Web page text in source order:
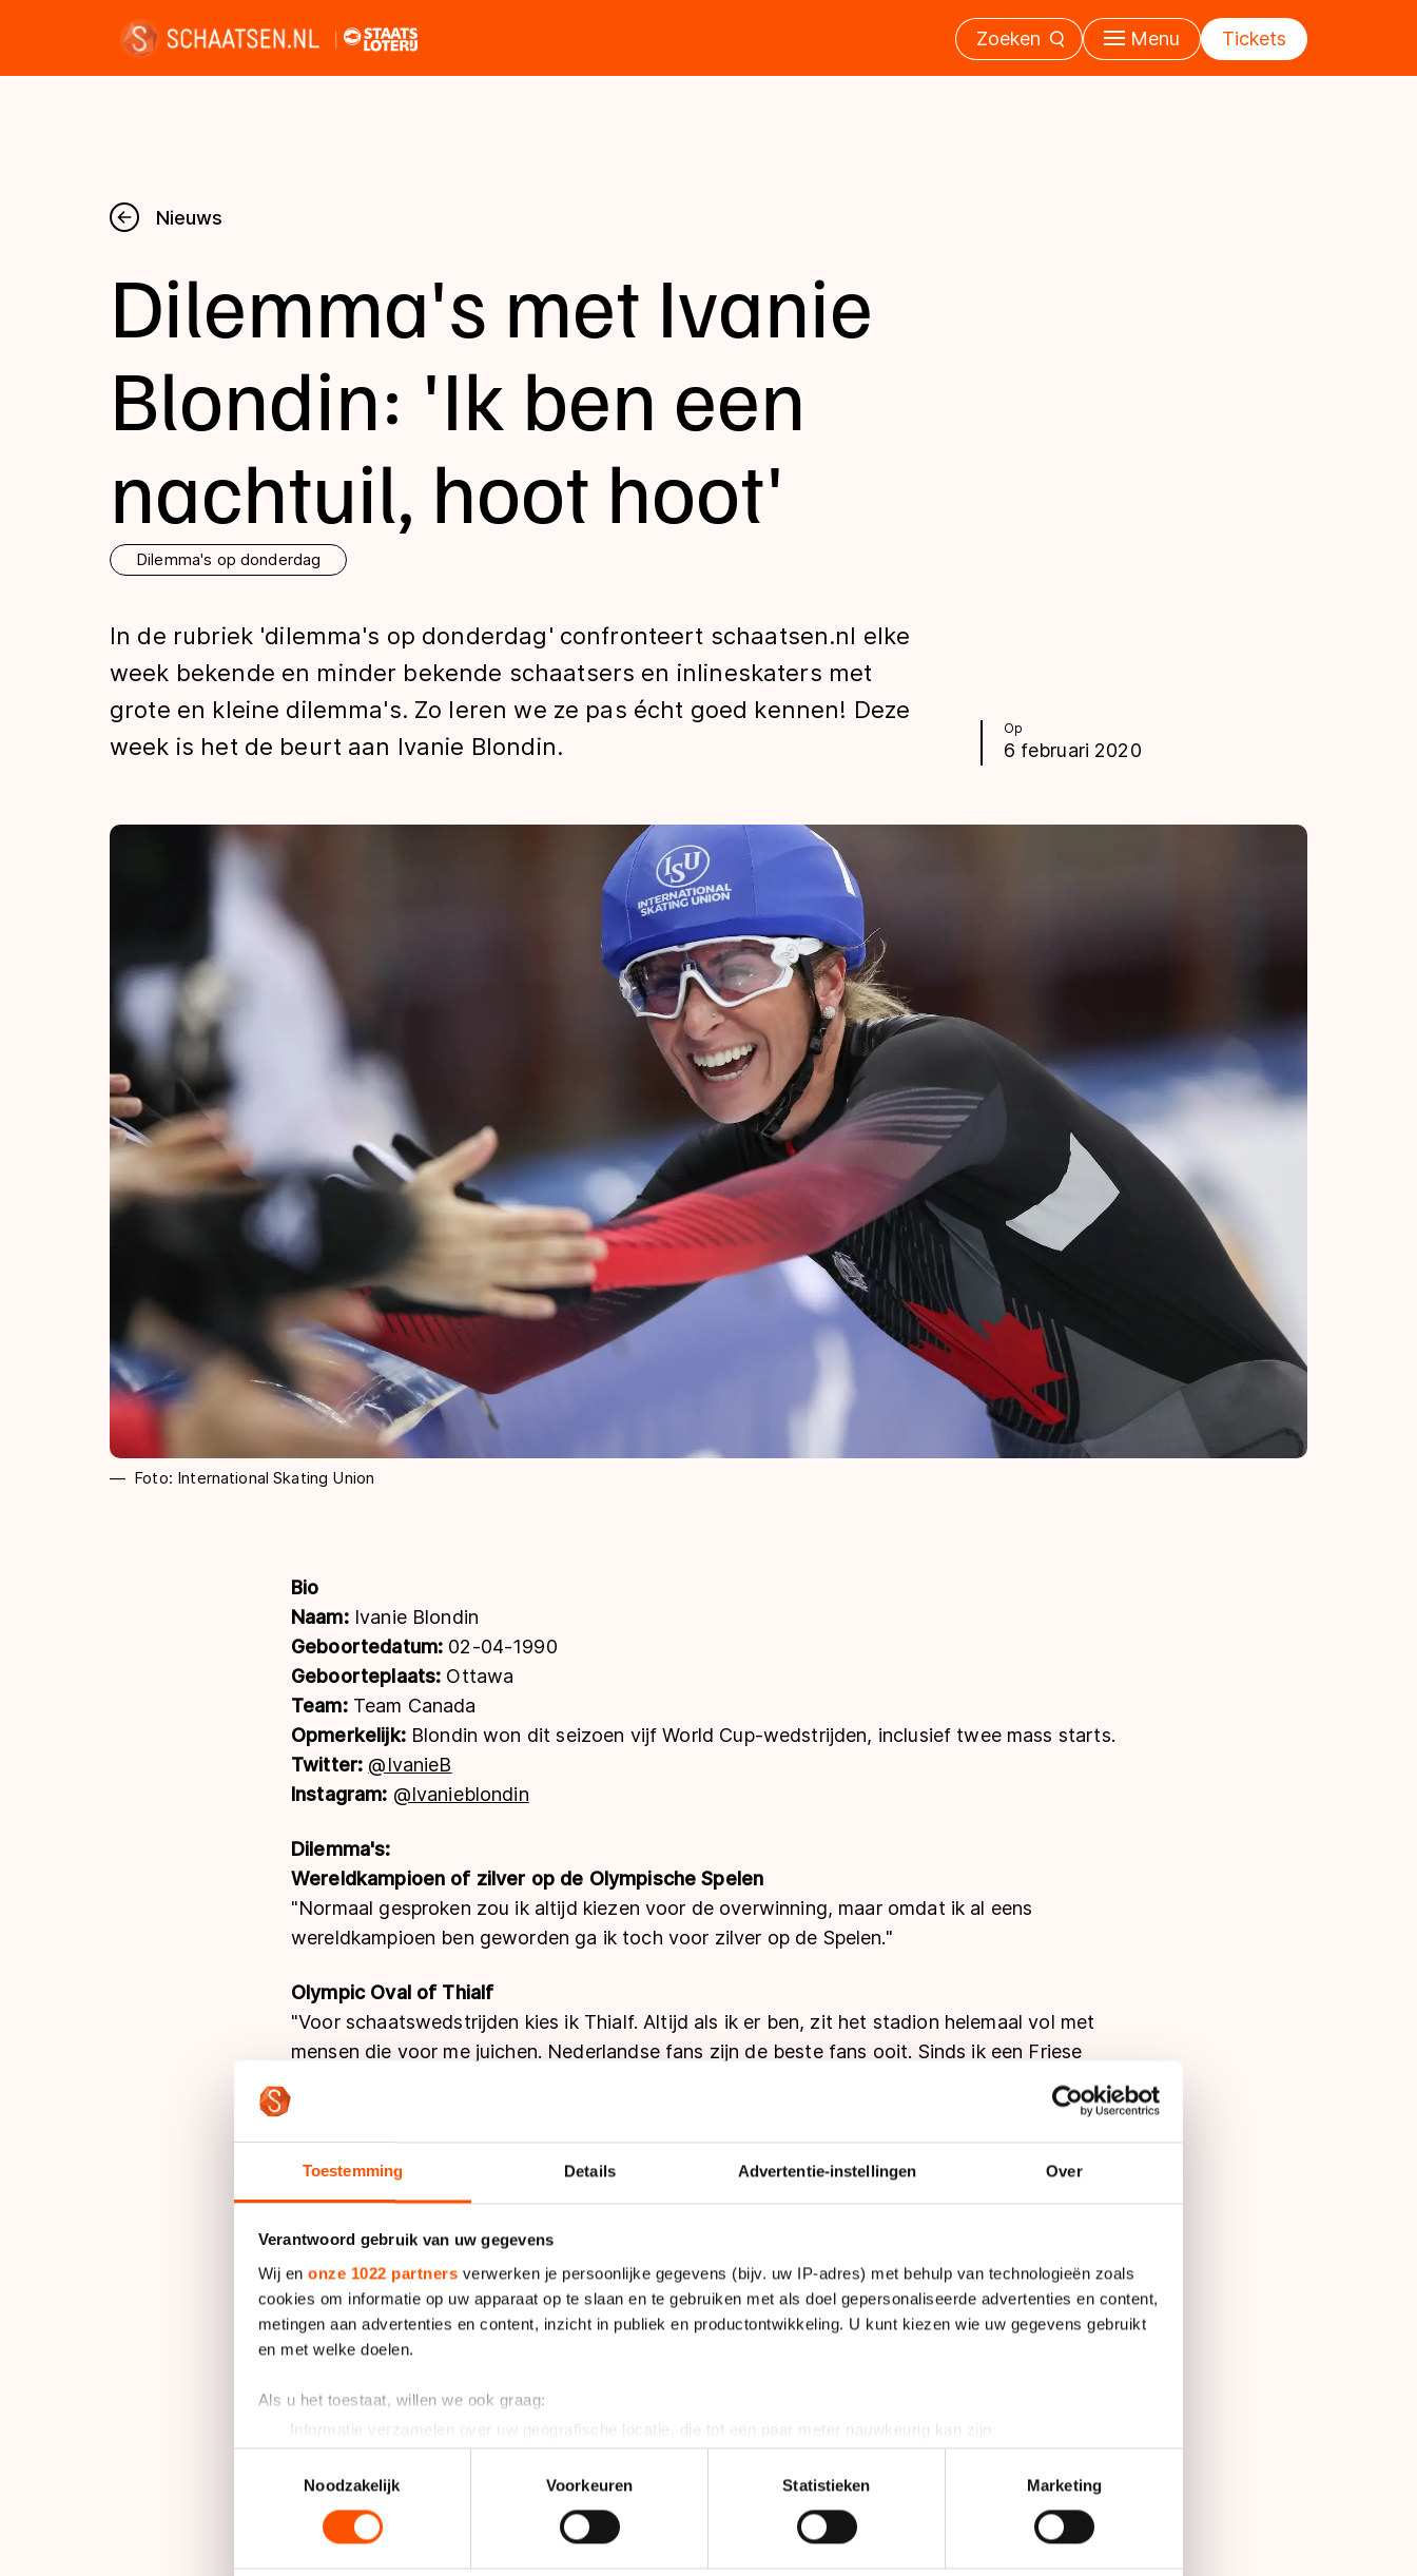
Toestemming Details Advertentie-instellingen Over
Verantwoord gebruik van uw gegevens
Wij en onze 1022 partners verwerken je persoonlijke gegevens (bijv. uw IP-adres) met behulp van technologieën zoals
cookies om informatie op uw apparaat op te slaan en te gebruiken met als doel gepersonaliseerde advertenties en content,
metingen aan advertenties en content, inzicht in publiek en productontwikkeling. U kunt kiezen wie uw gegevens gebruikt
en met welke doelen.
Als u het toestaat, willen we ook graag:
Informatie verzamelen over uw geografische locatie, die tot een paar meter nauwkeurig kan zijn
Uw apparaat identificeren door het actief te scannen op specifieke eigenschappen (fingerprinting)
Lees meer over hoe uw persoonlijke gegevens worden verwerkt en stel uw voorkeuren in het
detailgedeeltein. U kunt uw
toestemming op elk moment wijzigen of intrekken in de Cookieverklaring.
Noodzakelijk
Voorkeuren Statistieken Marketing
Zoeken Menu Tickets
Nieuws
Kalender
Disciplines
Uitslagen
Tijden & historie
De weg op
Schaatsfans
Olympische Spelen
Nieuws
Op
6 februari 2020
Dilemma's met Ivanie
Blondin: 'Ik ben een
nachtuil, hoot hoot'
Dilemma's op donderdag
In de rubriek 'dilemma's op donderdag' confronteert schaatsen.nl elke
week bekende en minder bekende schaatsers en inlineskaters met
grote en kleine dilemma's. Zo leren we ze pas écht goed kennen! Deze
week is het de beurt aan Ivanie Blondin.
Foto: International Skating Union
Bio
Naam:Ivanie Blondin
Geboortedatum: 02-04-1990
Geboorteplaats: Ottawa
Team:Team Canada
Opmerkelijk:Blondin won dit seizoen vijf World Cup-wedstrijden, inclusief twee mass starts.
Twitter: @IvanieB
Instagram: @Ivanieblondin
Dilemma's:
Wereldkampioen of zilver op de Olympische Spelen
"Normaal gesproken zou ik altijd kiezen voor de overwinning, maar omdat ik al eens
wereldkampioen ben geworden ga ik toch voor zilver op de Spelen."
Olympic Oval of Thialf
"Voor schaatswedstrijden kies ik Thialf. Altijd als ik er ben, zit het stadion helemaal vol met
mensen die voor me juichen. Nederlandse fans zijn de beste fans ooit. Sinds ik een Friese
coach heb (Remmelt Eldering, red.) heb ik ook meer waardering voor de schaatssport en -
historie in deze provincie. Voor een training kan ik me echter geen betere locatie wensen dan
de Olympic Oval in Calgary."